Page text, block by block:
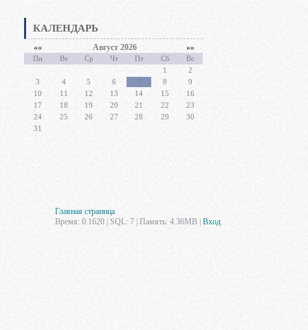
КАЛЕНДАРЬ
«« Август 2026 »»
Пн Вт Ср Чт Пт Сб
Вс
1
2
3
4 5 6 7 8
9
10
11 12 13 14 15
16
17
18 19 20 21 22
23
24
25 26 27 28 29
30
31
Главная страница
Время: 0.1620 | SQL: 7 | Память: 4.36MB Вход